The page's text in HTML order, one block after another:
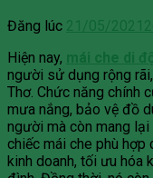
Đăng lúc 21/05/2021
Hiện nay, mái che di
người sử dụng rộng
Thơ. Chức năng chính
mưa nắng, bảo vệ đồ
người mà còn mang
chiếc mái che phù hợp
kinh doanh, tối ưu hóa